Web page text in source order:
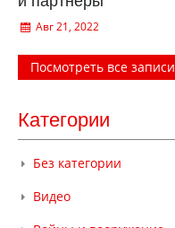
Авг 21, 2022
Посмотреть все записи
Категории
Без категории
Видео